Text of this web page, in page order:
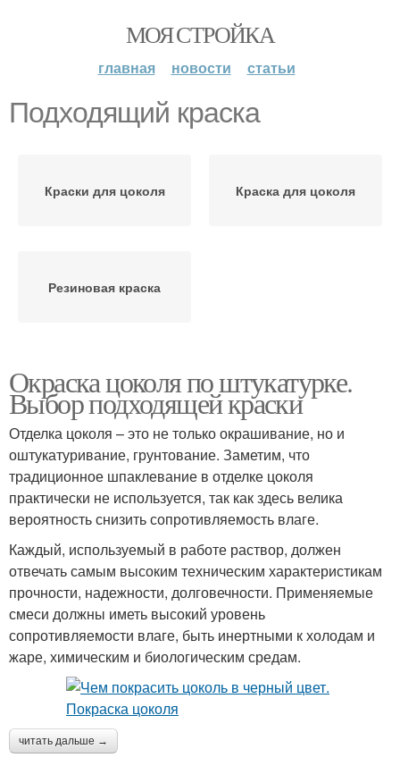
МОЯ СТРОЙКА
главная новости статьи
Подходящий краска
Краски для цоколя Краска для цоколя
Резиновая краска
Окраска цоколя по штукатурке.
Выбор подходящей краски
Отделка цоколя – это не только окрашивание, но и
оштукатуривание, грунтование. Заметим, что
традиционное шпаклевание в отделке цоколя
практически не используется, так как здесь велика
вероятность снизить сопротивляемость влаге.
Каждый, используемый в работе раствор, должен
отвечать самым высоким техническим характеристикам
прочности, надежности, долговечности. Применяемые
смеси должны иметь высокий уровень
сопротивляемости влаге, быть инертными к холодам и
жаре, химическим и биологическим средам.
читать дальше →